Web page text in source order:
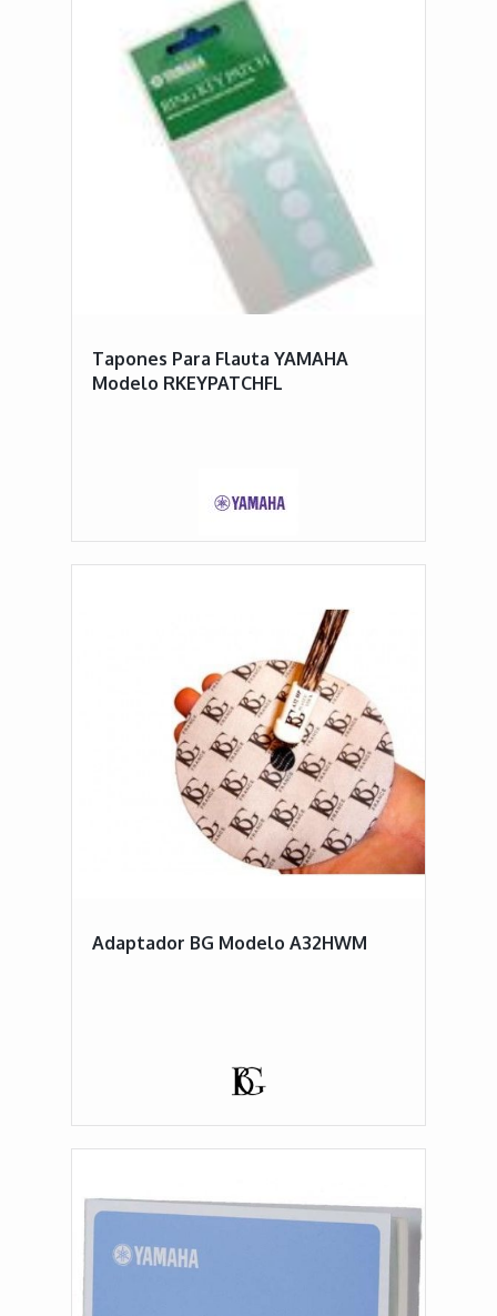
Tapones Para Flauta YAMAHA
Modelo RKEYPATCHFL
Adaptador BG Modelo A32HWM